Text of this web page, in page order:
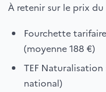
À retenir sur le prix du
Fourchette
(moyenne 188 €)
TEF
national)